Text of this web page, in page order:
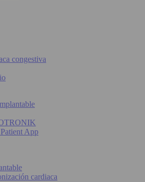
congestiva
App
cardiaca